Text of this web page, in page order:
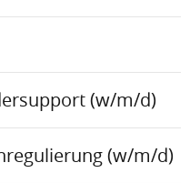
(w/m/d)
(w/m/d)